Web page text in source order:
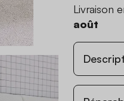
Livraison
août